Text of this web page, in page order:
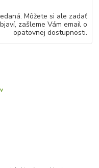
Môžete si ale zadať
zašleme Vám email o
opätovnej dostupnosti.